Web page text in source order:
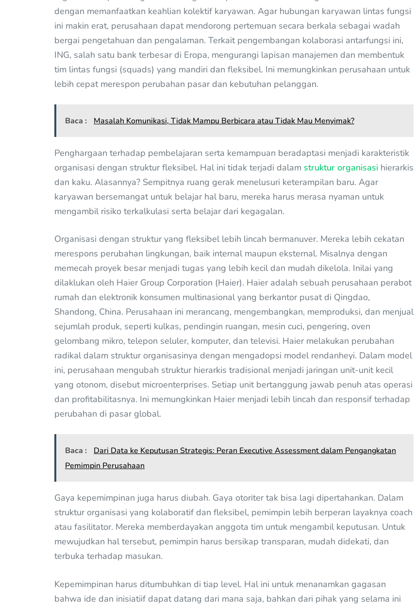
dengan memanfaatkan keahlian kolektif karyawan. Agar hubungan karyawan lintas fungsi
ini makin erat, perusahaan dapat mendorong pertemuan secara berkala sebagai wadah
bergai pengetahuan dan pengalaman. Terkait pengembangan kolaborasi antarfungsi ini,
ING, salah satu bank terbesar di Eropa, mengurangi lapisan manajemen dan membentuk
tim lintas fungsi (squads) yang mandiri dan fleksibel. Ini memungkinkan perusahaan untuk
lebih cepat merespon perubahan pasar dan kebutuhan pelanggan.
Baca : Masalah Komunikasi, Tidak Mampu Berbicara atau Tidak Mau Menyimak?
Penghargaan terhadap pembelajaran serta kemampuan beradaptasi menjadi karakteristik
organisasi dengan struktur fleksibel. Hal ini tidak terjadi dalam struktur organisasi hierarkis
dan kaku. Alasannya? Sempitnya ruang gerak menelusuri keterampilan baru. Agar
karyawan bersemangat untuk belajar hal baru, mereka harus merasa nyaman untuk
mengambil risiko terkalkulasi serta belajar dari kegagalan.
Organisasi dengan struktur yang fleksibel lebih lincah bermanuver. Mereka lebih cekatan
merespons perubahan lingkungan, baik internal maupun eksternal. Misalnya dengan
memecah proyek besar menjadi tugas yang lebih kecil dan mudah dikelola. Inilai yang
dilaklukan oleh Haier Group Corporation (Haier). Haier adalah sebuah perusahaan perabot
rumah dan elektronik konsumen multinasional yang berkantor pusat di Qingdao,
Shandong, China. Perusahaan ini merancang, mengembangkan, memproduksi, dan menjual
sejumlah produk, seperti kulkas, pendingin ruangan, mesin cuci, pengering, oven
gelombang mikro, telepon seluler, komputer, dan televisi. Haier melakukan perubahan
radikal dalam struktur organisasinya dengan mengadopsi model rendanheyi. Dalam model
ini, perusahaan mengubah struktur hierarkis tradisional menjadi jaringan unit-unit kecil
yang otonom, disebut microenterprises. Setiap unit bertanggung jawab penuh atas operasi
dan profitabilitasnya. Ini memungkinkan Haier menjadi lebih lincah dan responsif terhadap
perubahan di pasar global.
Baca :
Dari Data ke Keputusan Strategis: Peran Executive Assessment dalam Pengangkatan
Pemimpin Perusahaan
Gaya kepemimpinan juga harus diubah. Gaya otoriter tak bisa lagi dipertahankan. Dalam
struktur organisasi yang kolaboratif dan fleksibel, pemimpin lebih berperan layaknya coach
atau fasilitator. Mereka memberdayakan anggota tim untuk mengambil keputusan. Untuk
mewujudkan hal tersebut, pemimpin harus bersikap transparan, mudah didekati, dan
terbuka terhadap masukan.
Kepemimpinan harus ditumbuhkan di tiap level. Hal ini untuk menanamkan gagasan
bahwa ide dan inisiatiif dapat datang dari mana saja, bahkan dari pihak yang selama ini